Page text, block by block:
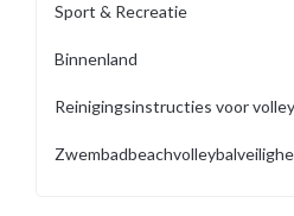
Sport & Recreatie
Binnenland
Reinigingsinstructies voor